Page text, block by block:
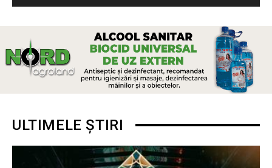
ULTIMELE ȘTIRI